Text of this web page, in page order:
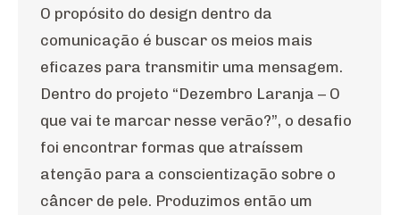
O propósito do design dentro da
comunicação é buscar os meios mais
eficazes para transmitir uma mensagem.
Dentro do projeto “Dezembro Laranja – O
que vai te marcar nesse verão?”, o desafio
foi encontrar formas que atraíssem
atenção para a conscientização sobre o
câncer de pele. Produzimos então um